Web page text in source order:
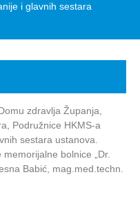
i glavnih sestara
zdravlja Županja,
Podružnice HKMS-a
sestara ustanova.
bolnice „Dr.
Babić, mag.med.techn.